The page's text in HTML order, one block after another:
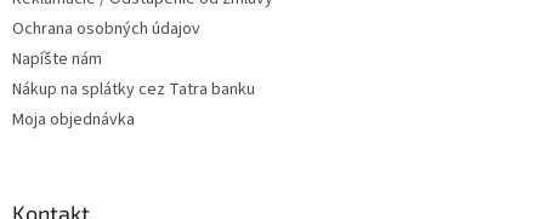
Ochrana osobných údajov
Napíšte nám
Nákup na splátky cez Tatra banku
Moja objednávka
Kontakt